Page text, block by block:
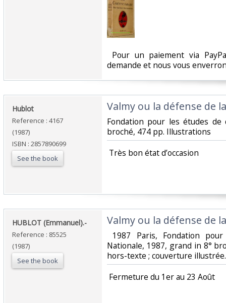
Pour un paiement via
demande et nous vous
‎Hublot‎
Reference : 4167
(1987)
ISBN : 2857890699
See the book
‎Valmy ou la défense de
‎Fondation pour les études
broché, 474 pp. Illustrations‎
‎ Très bon état d’occasion ‎
‎HUBLOT (Emmanuel).-‎
Reference : 85525
(1987)
See the book
‎Valmy ou la défense de
1987 Paris, Fondation
Nationale, 1987, grand in 8°
hors-texte ; couverture
‎ Fermeture du 1er au 23 Août‎